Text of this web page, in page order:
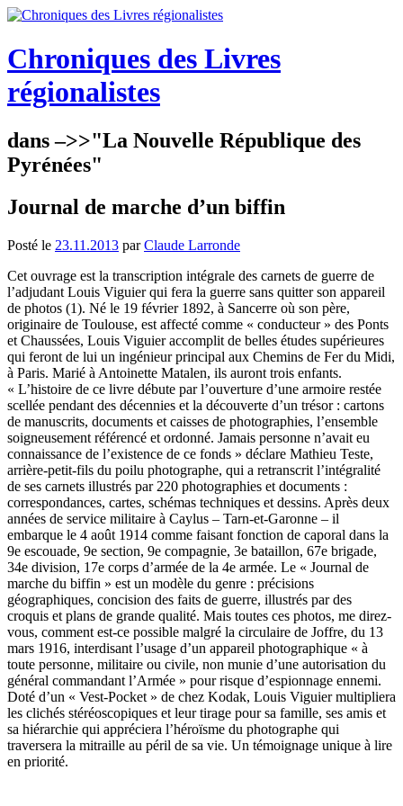
Aller
contenu
Chroniques des Livres
régionalistes
dans –>>"La Nouvelle République des
Pyrénées"
Journal de marche d’un biffin
Posté le 23.11.2013 parClaude Larronde
Cet ouvrage est la transcription intégrale des carnets de guerre de
l’adjudant Louis Viguier qui fera la guerre sans quitter son appareil
de photos (1). Né le 19 février 1892, à Sancerre où son père,
originaire de Toulouse, est affecté comme « conducteur » des Ponts
et Chaussées, Louis Viguier accomplit de belles études supérieures
qui feront de lui un ingénieur principal aux Chemins de Fer du Midi,
à Paris. Marié à Antoinette Matalen, ils auront trois enfants.
« L’histoire de ce livre débute par l’ouverture d’une armoire restée
scellée pendant des décennies et la découverte d’un trésor : cartons
de manuscrits, documents et caisses de photographies, l’ensemble
soigneusement référencé et ordonné. Jamais personne n’avait eu
connaissance de l’existence de ce fonds » déclare Mathieu Teste,
arrière-petit-fils du poilu photographe, qui a retranscrit l’intégralité
de ses carnets illustrés par 220 photographies et documents :
correspondances, cartes, schémas techniques et dessins. Après deux
années de service militaire à Caylus – Tarn-et-Garonne – il
embarque le 4 août 1914 comme faisant fonction de caporal dans la
9e escouade, 9e section, 9e compagnie, 3e bataillon, 67e brigade,
34e division, 17e corps d’armée de la 4e armée. Le « Journal de
marche du biffin » est un modèle du genre : précisions
géographiques, concision des faits de guerre, illustrés par des
croquis et plans de grande qualité. Mais toutes ces photos, me direz-
vous, comment est-ce possible malgré la circulaire de Joffre, du 13
mars 1916, interdisant l’usage d’un appareil photographique « à
toute personne, militaire ou civile, non munie d’une autorisation du
général commandant l’Armée » pour risque d’espionnage ennemi.
Doté d’un « Vest-Pocket » de chez Kodak, Louis Viguier multipliera
les clichés stéréoscopiques et leur tirage pour sa famille, ses amis et
sa hiérarchie qui appréciera l’héroïsme du photographe qui
traversera la mitraille au péril de sa vie. Un témoignage unique à lire
en priorité.